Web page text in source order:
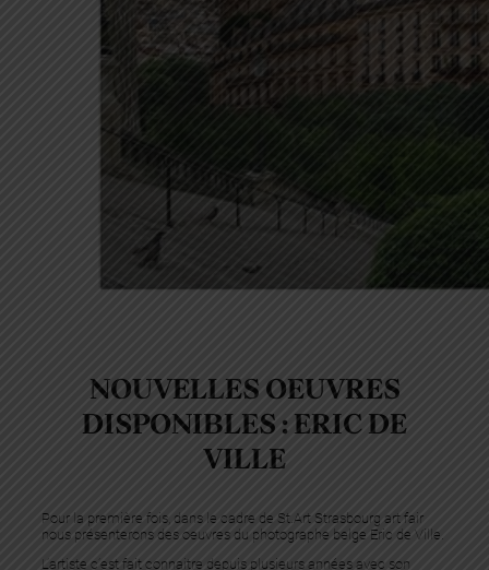
NOUVELLES OEUVRES
DISPONIBLES : ERIC DE
VILLE
Pour la première fois, dans le cadre de St.Art Strasbourg art fair
nous présenterons des oeuvres du photographe belge Eric de Ville.
L’artiste c’est fait connaitre depuis plusieurs années avec son